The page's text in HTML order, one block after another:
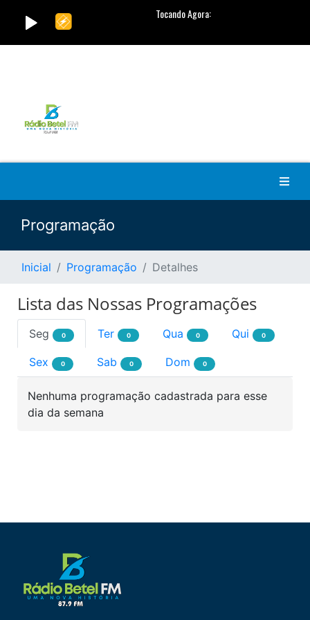
Programação
Inicial Programação Detalhes
Lista das Nossas Programações
Seg 0 Ter 0 Qua 0 Qui 0
Sex 0 Sab 0 Dom 0
Nenhuma programação cadastrada para esse
dia da semana